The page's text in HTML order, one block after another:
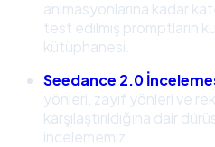
animasyonlarına kadar
test edilmiş promptların
kütüphanesi.
Seedance 2.0
yönleri, zayıf yönleri ve
karşılaştırıldığına dair
incelememiz.